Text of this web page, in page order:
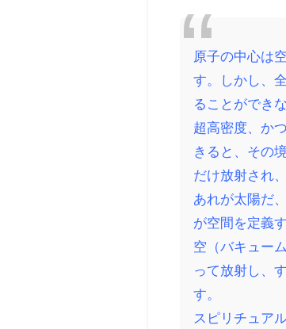
原子の中心は
す。しかし、
ることができ
超高密度、か
きると、その
だけ放射され
あれが太陽だ
が空間を定義
空（バキュー
って放射し、
す。
スピリチュア